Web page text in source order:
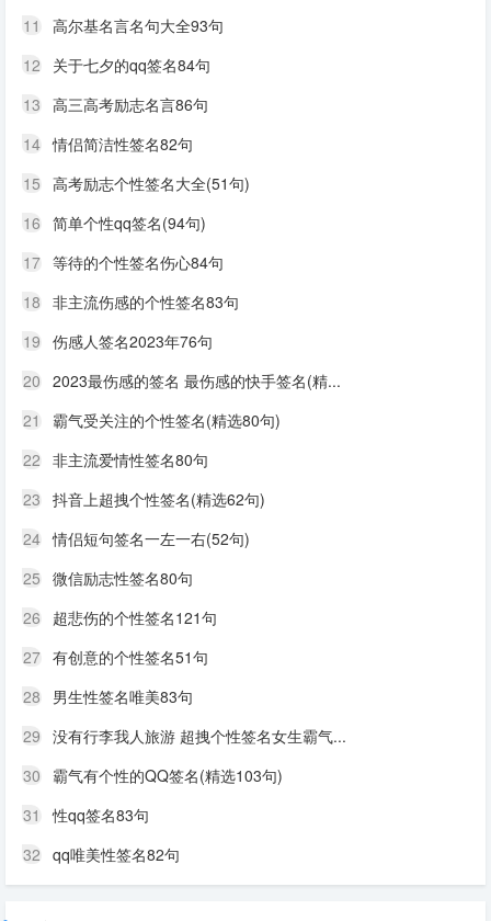
11
高尔基名言名句大全93句
12 关于七夕的qq签名84句
13 高三高考励志名言86句
14 情侣简洁性签名82句
15 高考励志个性签名大全(51句)
16 简单个性qq签名(94句)
17 等待的个性签名伤心84句
18 非主流伤感的个性签名83句
19 伤感人签名2023年76句
20 2023最伤感的签名 最伤感的快手签名(精...
21
霸气受关注的个性签名(精选80句)
22 非主流爱情性签名80句
23 抖音上超拽个性签名(精选62句)
24 情侣短句签名一左一右(52句)
25 微信励志性签名80句
26 超悲伤的个性签名121句
27 有创意的个性签名51句
28 男生性签名唯美83句
29 没有行李我人旅游 超拽个性签名女生霸气...
30 霸气有个性的QQ签名(精选103句)
31
性qq签名83句
32 qq唯美性签名82句